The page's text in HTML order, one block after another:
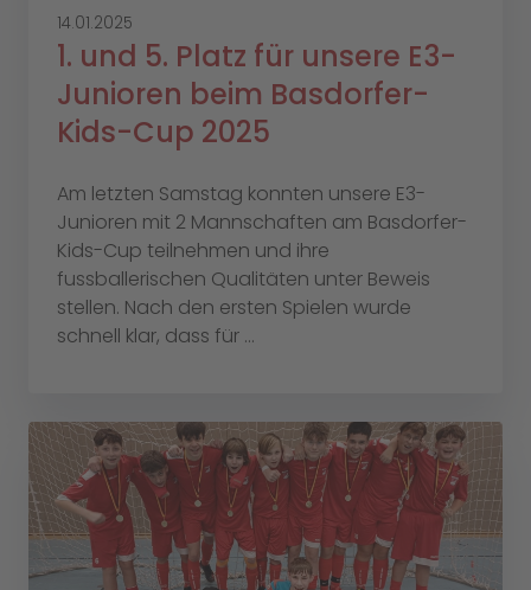
14.01.2025
1. und 5. Platz für unsere E3-
Junioren beim Basdorfer-
Kids-Cup 2025
Am letzten Samstag konnten unsere E3-
Junioren mit 2 Mannschaften am Basdorfer-
Kids-Cup teilnehmen und ihre
fussballerischen Qualitäten unter Beweis
stellen. Nach den ersten Spielen wurde
schnell klar, dass für ...